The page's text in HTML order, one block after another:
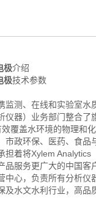
极介绍
极技术参数
测、在线和实验室
器）业务部门整合
覆盖水环境的物理和
政环保、医药、食
着将Xylem
服务更广大的中国
心，负责所有分析
水文水利行业，高